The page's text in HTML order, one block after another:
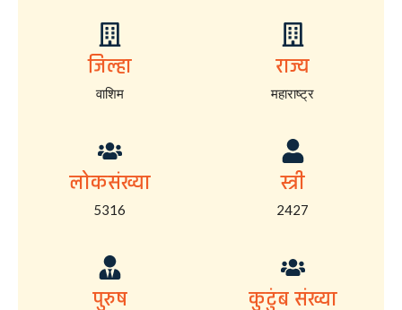
जिल्हा
वाशिम
राज्य
महाराष्ट्र
लोकसंख्या
5316
स्त्री
2427
पुरुष कुटुंब संख्या